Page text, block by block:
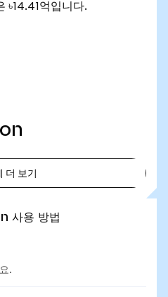
৳14.41억입니다.
더 보기
사용 방법
.